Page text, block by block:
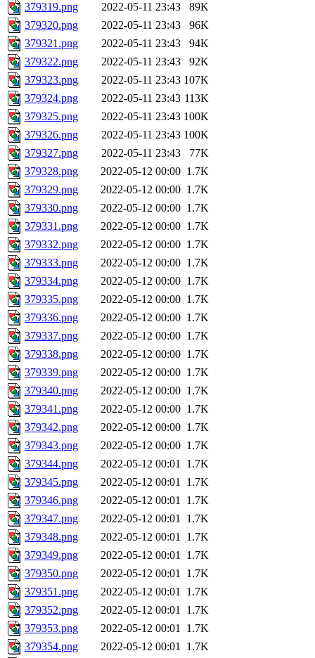
379319.png
2022-05-11 23:43
89K
379320.png
2022-05-11 23:43
96K
379321.png
2022-05-11 23:43
94K
379322.png
2022-05-11 23:43
92K
379323.png
2022-05-11 23:43 107K
379324.png
2022-05-11 23:43 113K
379325.png
2022-05-11 23:43 100K
379326.png
2022-05-11 23:43 100K
379327.png
2022-05-11 23:43
77K
379328.png
2022-05-12 00:00 1.7K
379329.png
2022-05-12 00:00 1.7K
379330.png
2022-05-12 00:00 1.7K
379331.png
2022-05-12 00:00 1.7K
379332.png
2022-05-12 00:00 1.7K
379333.png
2022-05-12 00:00 1.7K
379334.png
2022-05-12 00:00 1.7K
379335.png
2022-05-12 00:00 1.7K
379336.png
2022-05-12 00:00 1.7K
379337.png
2022-05-12 00:00 1.7K
379338.png
2022-05-12 00:00 1.7K
379339.png
2022-05-12 00:00 1.7K
379340.png
2022-05-12 00:00 1.7K
379341.png
2022-05-12 00:00 1.7K
379342.png
2022-05-12 00:00 1.7K
379343.png
2022-05-12 00:00 1.7K
379344.png
2022-05-12 00:01 1.7K
379345.png
2022-05-12 00:01 1.7K
379346.png
2022-05-12 00:01 1.7K
379347.png
2022-05-12 00:01 1.7K
379348.png
2022-05-12 00:01 1.7K
379349.png
2022-05-12 00:01 1.7K
379350.png
2022-05-12 00:01 1.7K
379351.png
2022-05-12 00:01 1.7K
379352.png
2022-05-12 00:01 1.7K
379353.png
2022-05-12 00:01 1.7K
379354.png
2022-05-12 00:01 1.7K